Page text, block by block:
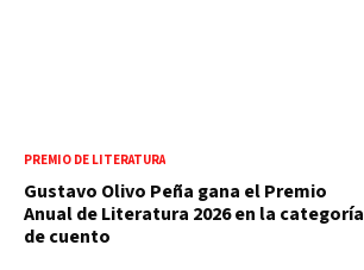
PREMIO DE LITERATURA
Gustavo Olivo Peña gana el Premio
Anual de Literatura 2026 en la categoría
de cuento